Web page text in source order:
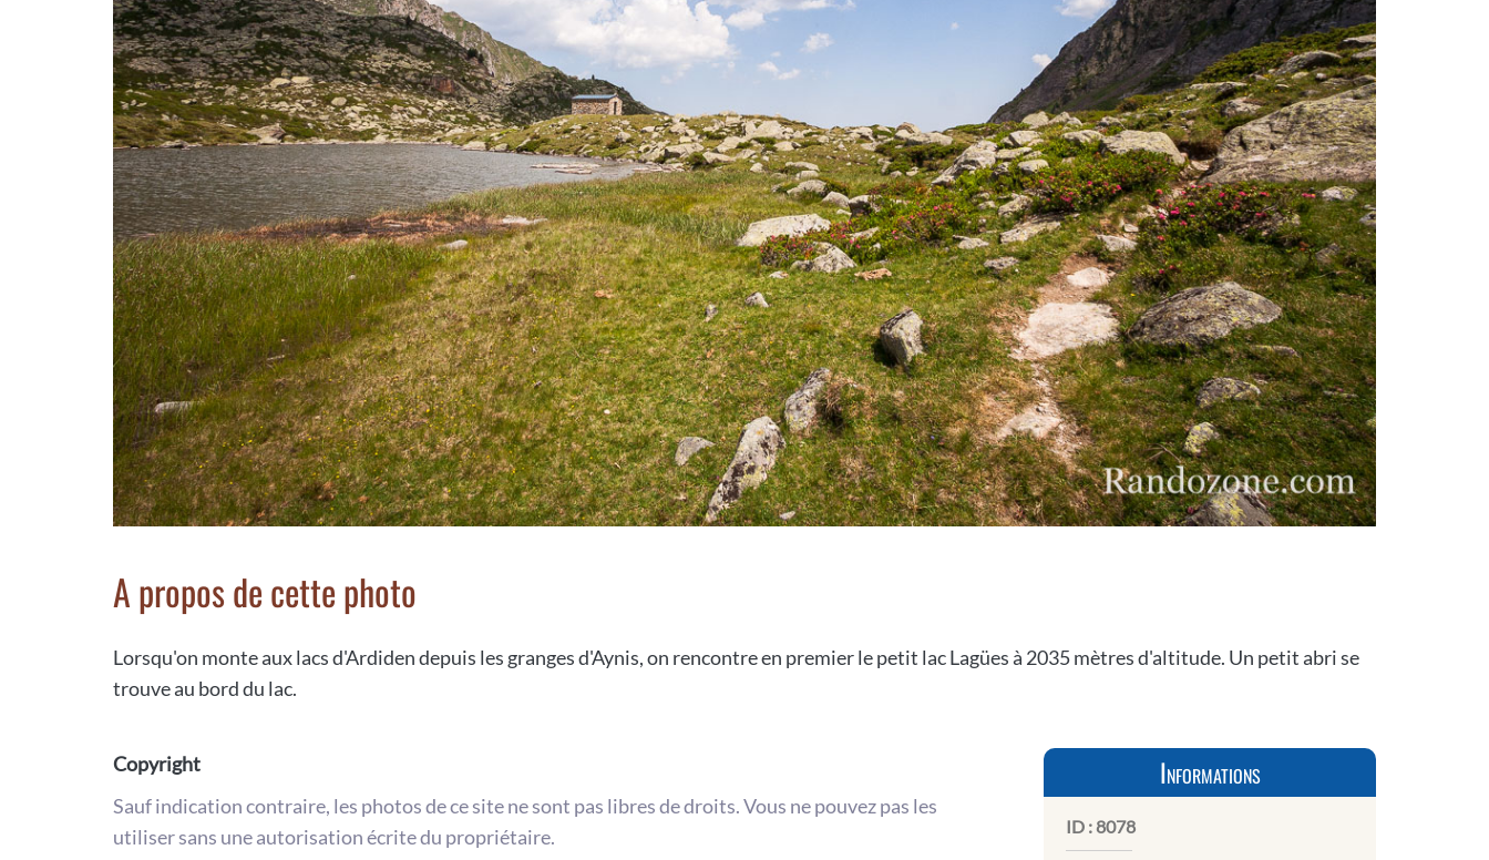
A propos de cette photo
Lorsqu'on monte aux lacs d'Ardiden depuis les granges d'Aynis, on rencontre en premier le petit lac Lagües à 2035 mètres d'altitude. Un petit abri se
trouve au bord du lac.
Copyright
Sauf indication contraire, les photos de ce site ne sont pas libres de droits. Vous ne pouvez pas les
utiliser sans une autorisation écrite du propriétaire.
Informations
ID :8078